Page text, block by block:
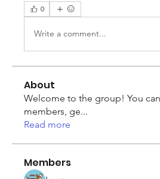
0
Write a comment...
About
Welcome to the group! You
members, ge...
Read more
Members